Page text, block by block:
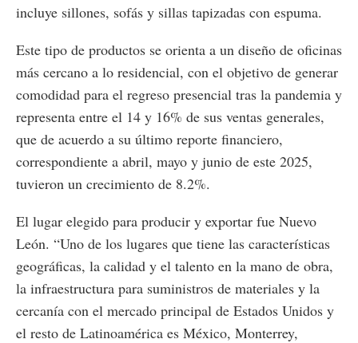
incluye sillones, sofás y sillas tapizadas con espuma.
Este tipo de productos se orienta a un diseño de oficinas
más cercano a lo residencial, con el objetivo de generar
comodidad para el regreso presencial tras la pandemia y
representa entre el 14 y 16% de sus ventas generales,
que de acuerdo a su último reporte financiero,
correspondiente a abril, mayo y junio de este 2025,
tuvieron un crecimiento de 8.2%.
El lugar elegido para producir y exportar fue Nuevo
León. “Uno de los lugares que tiene las características
geográficas, la calidad y el talento en la mano de obra,
la infraestructura para suministros de materiales y la
cercanía con el mercado principal de Estados Unidos y
el resto de Latinoamérica es México, Monterrey,